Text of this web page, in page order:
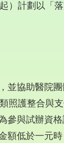
）計劃以「
並協助醫院團
照護整合與
參與試辦資
額低於一元